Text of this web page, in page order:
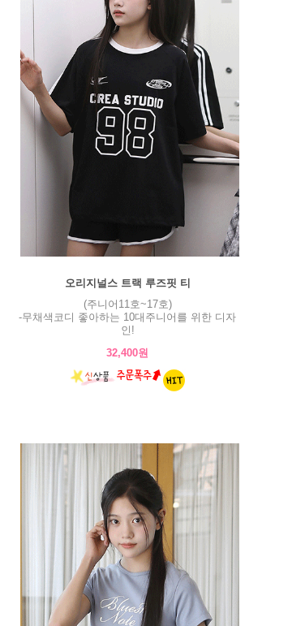
오리지널스 트랙 루즈핏 티
(주니어11호~17호)
-무채색코디 좋아하는 10대주니어를 위한 디자
인!
32,400원